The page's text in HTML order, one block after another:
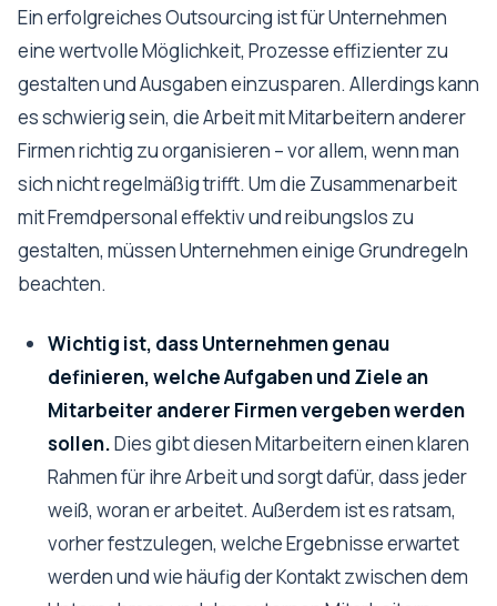
Ein erfolgreiches Outsourcing ist für Unternehmen
eine wertvolle Möglichkeit, Prozesse effizienter zu
gestalten und Ausgaben einzusparen. Allerdings kann
es schwierig sein, die Arbeit mit Mitarbeitern anderer
Firmen richtig zu organisieren – vor allem, wenn man
sich nicht regelmäßig trifft. Um die Zusammenarbeit
mit Fremdpersonal effektiv und reibungslos zu
gestalten, müssen Unternehmen einige Grundregeln
beachten.
Wichtig ist, dass Unternehmen genau
definieren, welche Aufgaben und Ziele an
Mitarbeiter anderer Firmen vergeben werden
sollen.Dies gibt diesen Mitarbeitern einen klaren
Rahmen für ihre Arbeit und sorgt dafür, dass jeder
weiß, woran er arbeitet. Außerdem ist es ratsam,
vorher festzulegen, welche Ergebnisse erwartet
werden und wie häufig der Kontakt zwischen dem